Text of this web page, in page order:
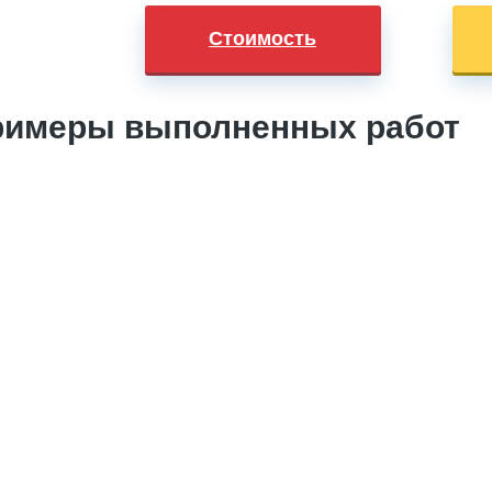
Стоимость
выполненных работ